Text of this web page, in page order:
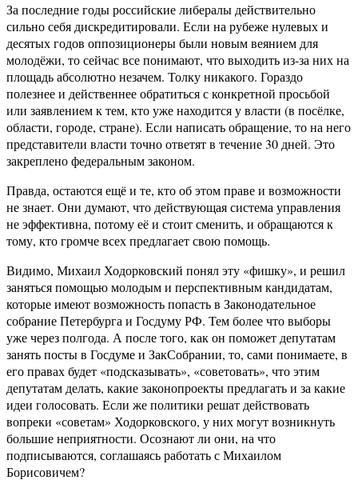
За последние годы российские либералы действительно
сильно себя дискредитировали. Если на рубеже нулевых и
десятых годов оппозиционеры были новым веянием для
молодёжи, то сейчас все понимают, что выходить из-за них на
площадь абсолютно незачем. Толку никакого. Гораздо
полезнее и действеннее обратиться с конкретной просьбой
или заявлением к тем, кто уже находится у власти (в посёлке,
области, городе, стране). Если написать обращение, то на него
представители власти точно ответят в течение 30 дней. Это
закреплено федеральным законом.
Правда, остаются ещё и те, кто об этом праве и возможности
не знает. Они думают, что действующая система управления
не эффективна, потому её и стоит сменить, и обращаются к
тому, кто громче всех предлагает свою помощь.
Видимо, Михаил Ходорковский понял эту «фишку», и решил
заняться помощью молодым и перспективным кандидатам,
которые имеют возможность попасть в Законодательное
собрание Петербурга и Госдуму РФ. Тем более что выборы
уже через полгода. А после того, как он поможет депутатам
занять посты в Госдуме и ЗакСобрании, то, сами понимаете, в
его правах будет «подсказывать», «советовать», что этим
депутатам делать, какие законопроекты предлагать и за какие
идеи голосовать. Если же политики решат действовать
вопреки «советам» Ходорковского, у них могут возникнуть
большие неприятности. Осознают ли они, на что
подписываются, соглашаясь работать с Михаилом
Борисовичем?